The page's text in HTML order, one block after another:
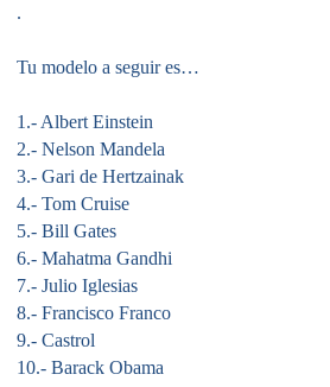
.
Tu modelo a seguir es…
1.- Albert Einstein
2.- Nelson Mandela
3.- Gari de Hertzainak
4.- Tom Cruise
5.- Bill Gates
6.- Mahatma Gandhi
7.- Julio Iglesias
8.- Francisco Franco
9.- Castrol
10.- Barack Obama